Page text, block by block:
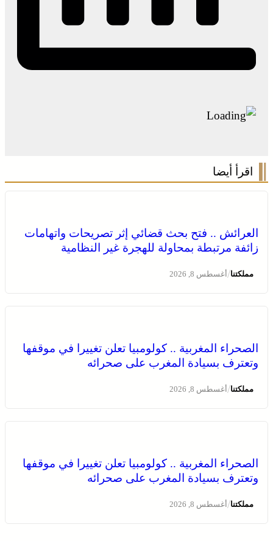
اقرأ أيضا
العرائش .. فتح بحث قضائي إثر تصريحات واتهامات
زائفة مرتبطة بمحاولة للهجرة غير النظامية
مملكتنا/أغسطس 8, 2026
الصحراء المغربية .. كولومبيا تعلن تغييرا في موقفها
وتعترف بسيادة المغرب على صحرائه
مملكتنا/أغسطس 8, 2026
الصحراء المغربية .. كولومبيا تعلن تغييرا في موقفها
وتعترف بسيادة المغرب على صحرائه
مملكتنا/أغسطس 8, 2026